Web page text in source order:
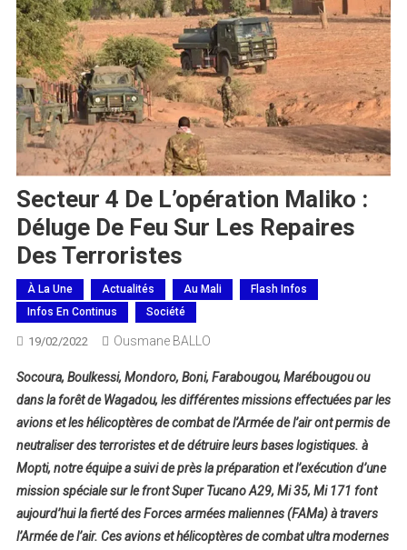
Secteur 4 De L’opération Maliko :
Déluge De Feu Sur Les Repaires
Des Terroristes
À La Une Actualités Au Mali
Flash Infos
Infos En Continus
Société
19/02/2022 Ousmane BALLO
Socoura, Boulkessi, Mondoro, Boni, Farabougou, Marébougou ou
dans la forêt de Wagadou, les différentes missions effectuées par les
avions et les hélicoptères de combat de l’Armée de l’air ont permis de
neutraliser des terroristes et de détruire leurs bases logistiques. à
Mopti, notre équipe a suivi de près la préparation et l’exécution d’une
mission spéciale sur le front Super Tucano A29, Mi 35, Mi 171 font
aujourd’hui la fierté des Forces armées maliennes (FAMa) à travers
l’Armée de l’air. Ces avions et hélicoptères de combat ultra modernes